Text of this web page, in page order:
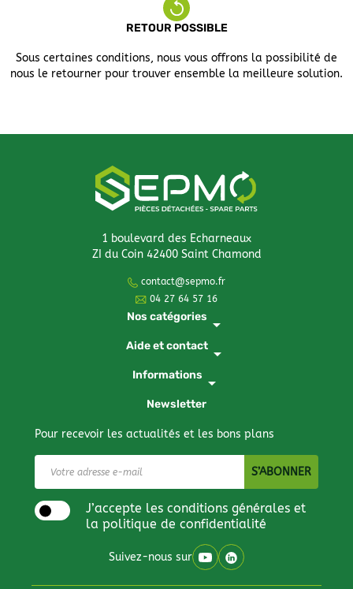
RETOUR POSSIBLE
Sous certaines conditions, nous vous offrons la possibilité de
nous le retourner pour trouver ensemble la meilleure solution.
1 boulevard des Echarneaux
ZI du Coin 42400 Saint Chamond
contact@sepmo.fr
04 27 64 57 16
Nos catégories arrow_drop_down
Aide et contact arrow_drop_down
Informations arrow_drop_down
Newsletter
Pour recevoir les actualités et les bons plans
J’accepte les conditions générales et
la politique de confidentialité
Suivez-nous sur